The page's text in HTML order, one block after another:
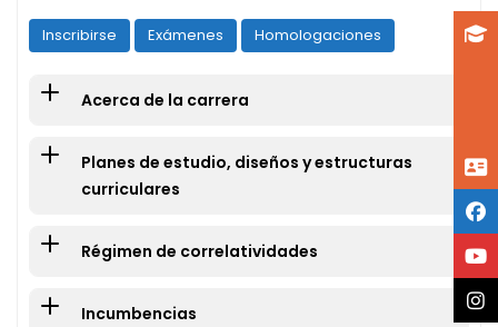
Inscribirse Exámenes Homologaciones
Acerca de la carrera
Planes de estudio, diseños y estructuras
curriculares
Régimen de correlatividades
Incumbencias